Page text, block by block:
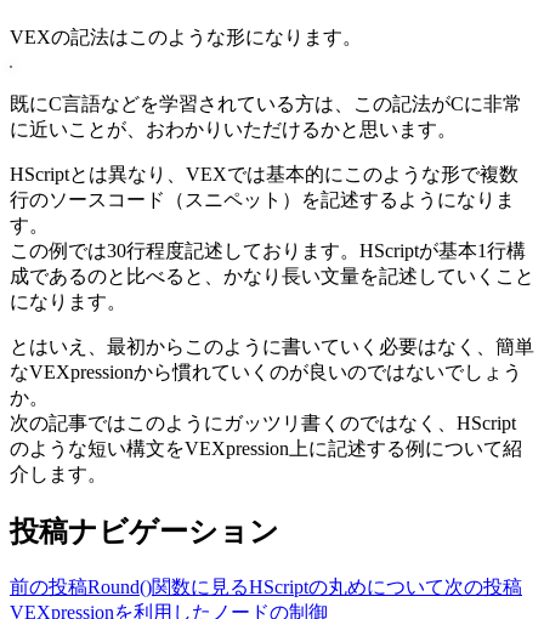
VEXの記法はこのような形になります。
既にC言語などを学習されている方は、この記法がCに非常
に近いことが、おわかりいただけるかと思います。
HScriptとは異なり、VEXでは基本的にこのような形で複数
行のソースコード（スニペット）を記述するようになりま
す。
この例では30行程度記述しております。HScriptが基本1行構
成であるのと比べると、かなり長い文量を記述していくこと
になります。
とはいえ、最初からこのように書いていく必要はなく、簡単
なVEXpressionから慣れていくのが良いのではないでしょう
か。
次の記事ではこのようにガッツリ書くのではなく、HScript
のような短い構文をVEXpression上に記述する例について紹
介します。
投稿ナビゲーション
前の投稿Round()関数に⾒るHScriptの丸めについて次の投稿
VEXpressionを利用したノードの制御